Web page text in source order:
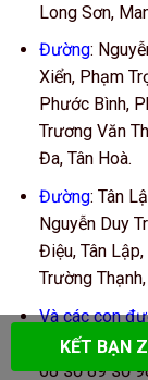
Long Sơn,
Đường:
Xiển, Phạm
Phước Bình,
Trương Văn
Đa, Tân Hoà.
Đường: Tân
Nguyễn Duy
Điệu, Tân
Trường
Và các con
6A số 10 số
68 số 89 số
KẾT BẠN